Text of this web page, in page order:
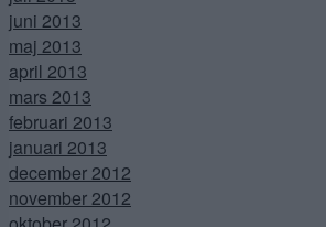
juni 2013
maj 2013
april 2013
mars 2013
februari 2013
januari 2013
december 2012
november 2012